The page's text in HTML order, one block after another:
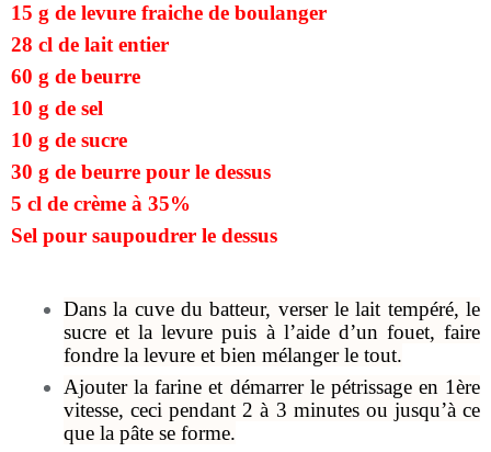
15 g de levure fraiche de boulanger
28 cl de lait entier
60 g de beurre
10 g de sel
10 g de sucre
30 g de beurre pour le dessus
5 cl de crème à 35%
Sel pour saupoudrer le dessus
Dans la cuve du batteur, verser le lait tempéré, le
sucre et la levure puis à l’aide d’un fouet, faire
fondre la levure et bien mélanger le tout.
Ajouter la farine et démarrer le pétrissage en 1ère
vitesse, ceci pendant 2 à 3 minutes ou jusqu’à ce
que la pâte se forme.